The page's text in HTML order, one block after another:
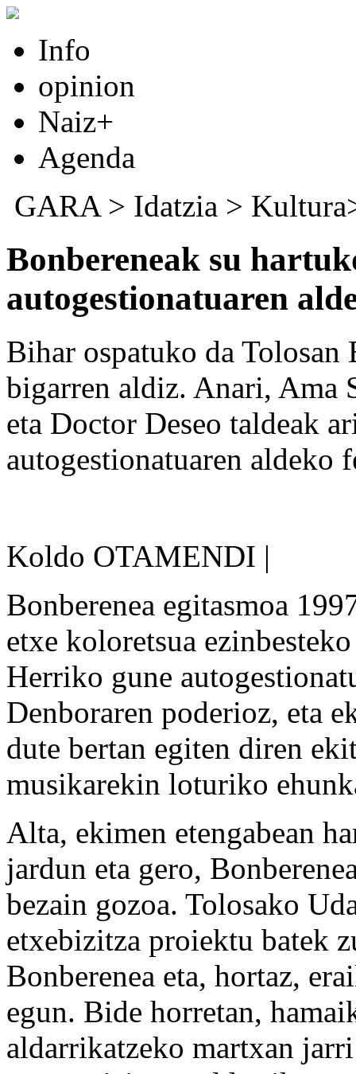
Info
opinion
Naiz+
Agenda
GARA> Idatzia >
Bonbereneak su
autogestionatuaren
Bihar ospatuko da Tolosan
bigarren aldiz. Anari, Ama
eta Doctor Deseo taldeak
autogestionatuaren aldeko
Koldo OTAMENDI |
Bonberenea egitasmoa
etxe koloretsua
Herriko gune
Denboraren poderioz, eta
dute bertan egiten diren
musikarekin loturiko
Alta, ekimen etengabean
jardun eta gero,
bezain gozoa. Tolosako
etxebizitza proiektu batek
Bonberenea eta, hortaz,
egun. Bide horretan,
aldarrikatzeko martxan